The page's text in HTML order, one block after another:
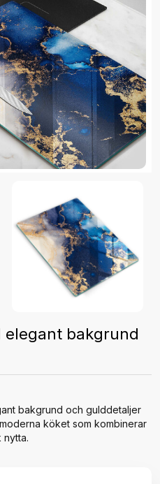
elegant bakgrund
bakgrund och gulddetaljer
köket som kombinerar
nytta.